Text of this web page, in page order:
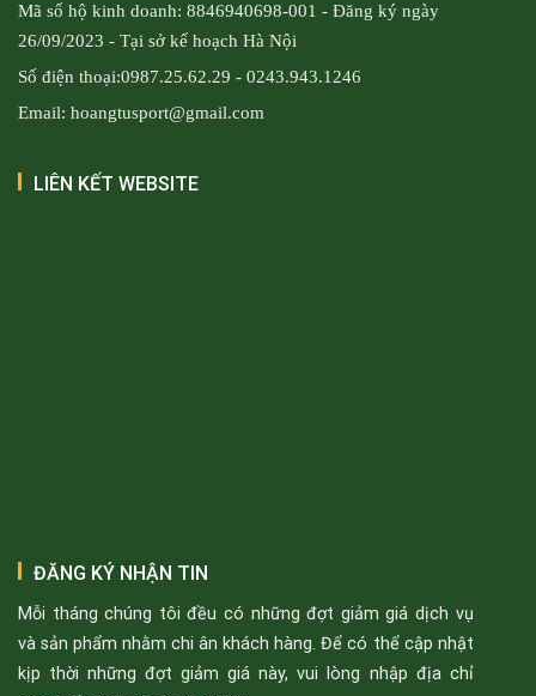
Mã số hộ kinh doanh: 8846940698-001 - Đăng ký ngày
26/09/2023 - Tại sở kế hoạch Hà Nội
Số điện thoại:0987.25.62.29 - 0243.943.1246
Email: hoangtusport@gmail.com
LIÊN KẾT WEBSITE
ĐĂNG KÝ NHẬN TIN
Mỗi tháng chúng tôi đều có những đợt giảm giá dịch vụ
và sản phẩm nhằm chi ân khách hàng. Để có thể cập nhật
kịp thời những đợt giảm giá này, vui lòng nhập địa chỉ